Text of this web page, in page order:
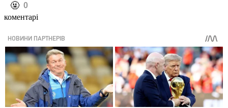
️🤬 0
коментарі